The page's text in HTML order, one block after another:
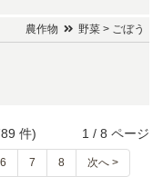
農作物 野菜 > ごぼう
件) 1 / 8 ページ
6 7 8 次へ >